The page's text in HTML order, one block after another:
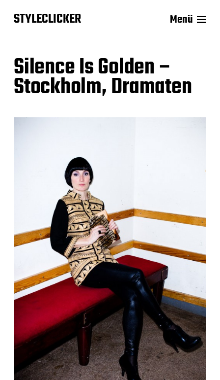
STYLECLICKER Menü
Silence Is Golden –
Stockholm, Dramaten